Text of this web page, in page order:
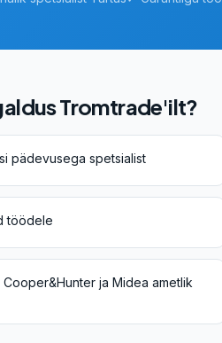
Tromtrade'ilt?
pädevusega spetsialist
töödele
Cooper&Hunter ja Midea ametlik